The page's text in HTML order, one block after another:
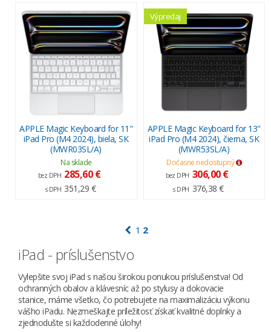
APPLE Magic Keyboard for 11"
iPad Pro (M4 2024), biela, SK
(MWR03SL/A)
Na sklade
bez DPH 285,60 €
s DPH 351,29 €
Výpredaj
APPLE Magic Keyboard for 13"
iPad Pro (M4 2024), čierna, SK
(MWR53SL/A)
Dočasne nedostupný
bez DPH 306,00 €
s DPH 376,38 €
1 2
iPad - príslušenstvo
Vylepšite svoj iPad s našou širokou ponukou príslušenstva! Od
ochranných obalov a klávesníc až po stylusy a dokovacie
stanice, máme všetko, čo potrebujete na maximalizáciu výkonu
vášho iPadu. Nezmeškajte príležitosť získať kvalitné doplnky a
zjednodušte si každodenné úlohy!